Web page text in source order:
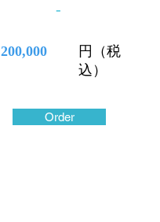
-
200,000
円（税
込）
Order